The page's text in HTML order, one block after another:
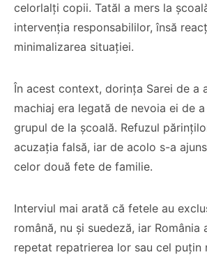
celorlalți copii. Tatăl a mers la
intervenția responsabililor, însă
minimalizarea situației.
În acest context, dorința Sarei de a
machiaj era legată de nevoia ei de
grupul de la școală. Refuzul
acuzația falsă, iar de acolo s-a
celor două fete de familie.
Interviul mai arată că fetele au
română, nu și suedeză, iar România
repetat repatrierea lor sau cel puțin